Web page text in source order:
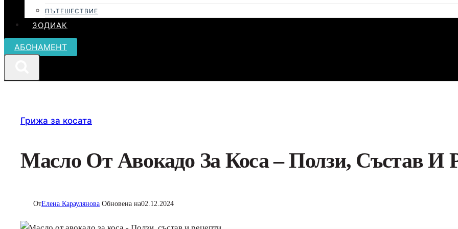
ПЪТЕШЕСТВИЕ
ЗОДИАК
АБОНАМЕНТ
Грижа за косата
Масло От Авокадо За Коса – Ползи, Състав И
ОтЕлена Караулянова Обновена на02.12.2024